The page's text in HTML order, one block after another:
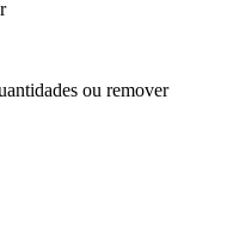
ou remover